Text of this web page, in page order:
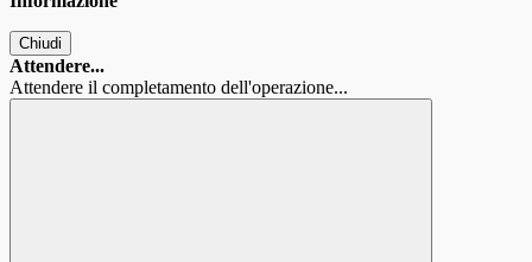
Chiudi
Attendere...
Attendere il completamento dell'operazione...